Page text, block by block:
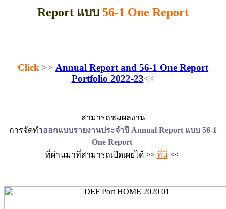
Report แบบ 56-1 One Report
Click >> Annual Report and 56-1 One Report
Portfolio 2022-23<<
สามารถชมผลงาน
การจัดทำออกแบบรายงานประจำปี Annual Report แบบ 56-1
One Report
ที่ผ่านมาที่สามารถเปิดเผยได้ >> ที่นี่ <<